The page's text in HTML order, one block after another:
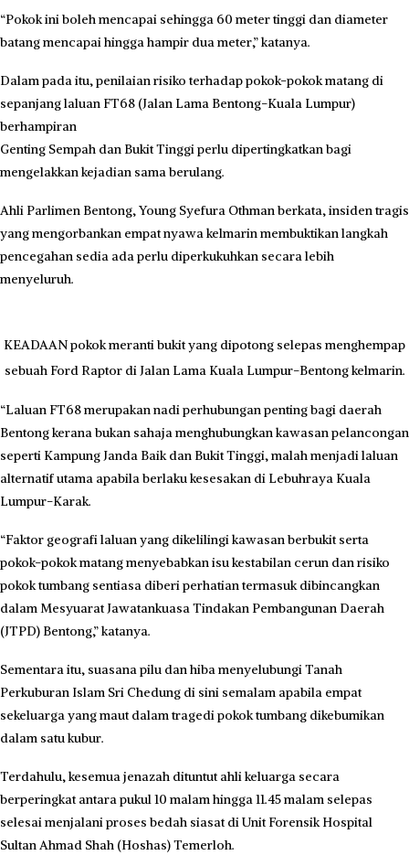
“Pokok ini boleh mencapai sehingga 60 meter tinggi dan diameter
batang mencapai hingga hampir dua meter,” katanya.
Dalam pada itu, penilaian risiko terhadap pokok-pokok matang di
sepanjang laluan FT68 (Jalan Lama Bentong-Kuala Lumpur)
berhampiran
Genting Sempah dan Bukit Tinggi perlu dipertingkatkan bagi
mengelakkan kejadian sama berulang.
Ahli Parlimen Bentong, Young Syefura Othman berkata, insiden tragis
yang mengorbankan empat nyawa kelmarin membuktikan langkah
pencegahan sedia ada perlu diperkukuhkan secara lebih
menyeluruh.
KEADAAN pokok meranti bukit yang dipotong selepas menghempap
sebuah Ford Raptor di Jalan Lama Kuala Lumpur-Bentong kelmarin.
“Laluan FT68 merupakan nadi perhubungan penting bagi daerah
Bentong kerana bukan sahaja menghubungkan kawasan pelancongan
seperti Kampung Janda Baik dan Bukit Tinggi, malah menjadi laluan
alternatif utama apabila berlaku kesesakan di Lebuhraya Kuala
Lumpur-Karak.
“Faktor geografi laluan yang dikelilingi kawasan berbukit serta
pokok-pokok matang menyebabkan isu kestabilan cerun dan risiko
pokok tumbang sentiasa diberi perhatian termasuk dibincangkan
dalam Mesyuarat Jawatankuasa Tindakan Pembangunan Daerah
(JTPD) Bentong,” katanya.
Sementara itu, suasana pilu dan hiba menyelubungi Tanah
Perkuburan Islam Sri Chedung di sini semalam apabila empat
sekeluarga yang maut dalam tragedi pokok tumbang dikebumikan
dalam satu kubur.
Terdahulu, kesemua jenazah dituntut ahli keluarga secara
berperingkat antara pukul 10 malam hingga 11.45 malam selepas
selesai menjalani proses bedah siasat di Unit Forensik Hospital
Sultan Ahmad Shah (Hoshas) Temerloh.